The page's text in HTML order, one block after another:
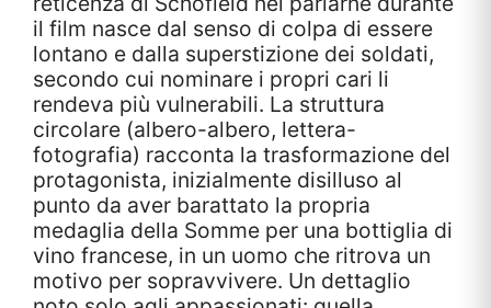
il film nasce dal senso di colpa di essere
lontano e dalla superstizione dei soldati,
secondo cui nominare i propri cari li
rendeva più vulnerabili. La struttura
circolare (albero-albero, lettera-
fotografia) racconta la trasformazione del
protagonista, inizialmente disilluso al
punto da aver barattato la propria
medaglia della Somme per una bottiglia di
vino francese, in un uomo che ritrova un
motivo per sopravvivere. Un dettaglio